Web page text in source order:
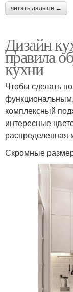
читать дальше →
Дизайн
правила
кухни
Чтобы сделать
комплексный
интересные
распределенная
Скромные